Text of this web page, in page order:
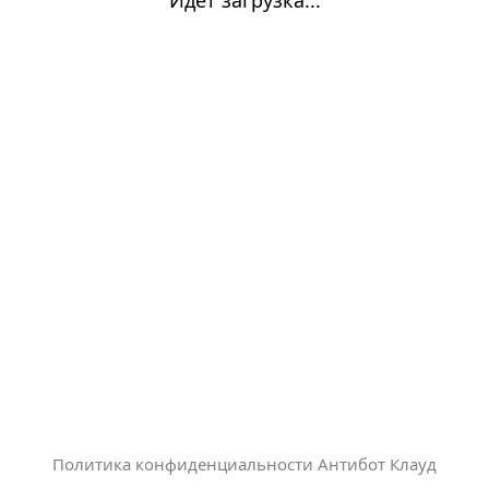
Политика конфиденциальности Антибот Клауд